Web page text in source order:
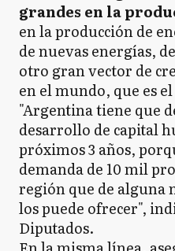
grandes en la
en la producción de
de nuevas energías,
otro gran vector de
en el mundo, que es
"Argentina tiene que
desarrollo de capital
próximos 3 años,
demanda de 10 mil
región que de alguna
los puede ofrecer",
Diputados.